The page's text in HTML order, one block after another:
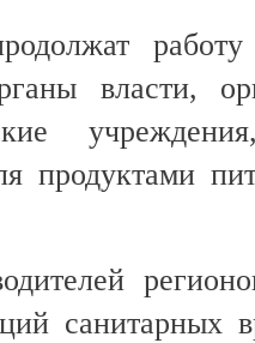
работу
власти,
продуктами
санитарных